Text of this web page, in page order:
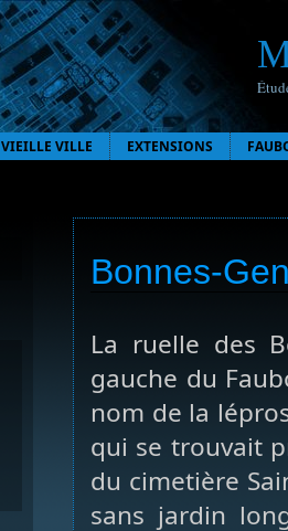
VIEILLE VILLE EXTENSIONS
Bonnes-
La ruelle des
gauche du
nom de la
qui se trouvait
du cimetière
sans jardin